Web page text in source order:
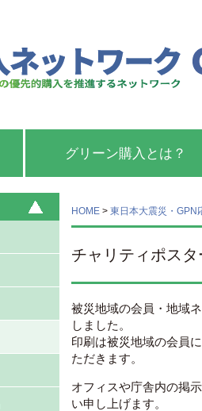
グリーン購入とは？
HOME > 東日本大震災・GPN
チャリティポスタ
被災地域の会員・地域
しました。
印刷は被災地域の会員
ただきます。
オフィスや庁舎内の掲
い申し上げます。